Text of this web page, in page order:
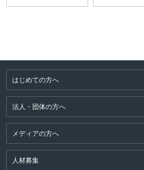
はじめての方へ
法人・団体の方へ
メディアの方へ
人材募集